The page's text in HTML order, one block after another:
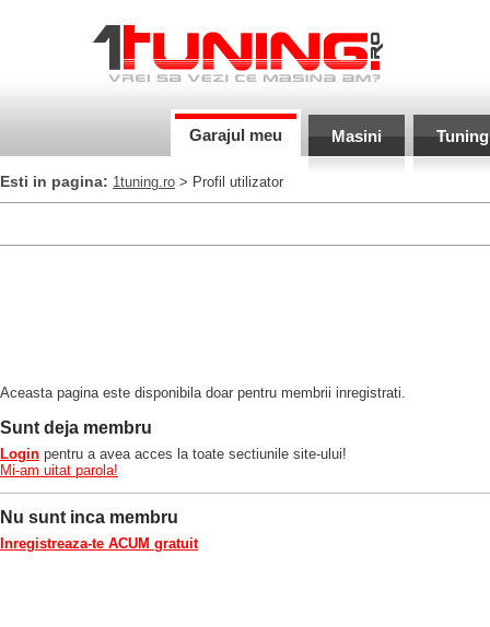
Garajul meu Masini Tuning
Esti in pagina: 1tuning.ro > Profil utilizator
Aceasta pagina este disponibila doar pentru membrii inregistrati.
Sunt deja membru
Login pentru a avea acces la toate sectiunile site-ului!
Mi-am uitat parola!
Nu sunt inca membru
Inregistreaza-te ACUM gratuit